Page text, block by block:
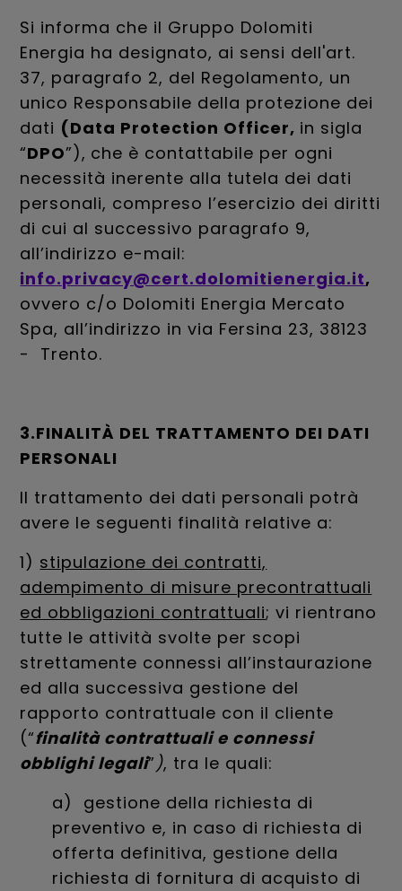
Si informa che il Gruppo Dolomiti
Energia ha designato, ai sensi dell'art.
37, paragrafo 2, del Regolamento, un
unico Responsabile della protezione dei
dati (Data Protection Officer, in sigla
“DPO”), che è contattabile per ogni
necessità inerente alla tutela dei dati
personali, compreso l’esercizio dei diritti
di cui al successivo paragrafo 9,
all’indirizzo e-mail:
info.privacy@cert.dolomitienergia.it,
ovvero c/o Dolomiti Energia Mercato
Spa, all’indirizzo in via Fersina 23, 38123
- Trento.
3.FINALITÀ DEL TRATTAMENTO DEI DATI
PERSONALI
Il trattamento dei dati personali potrà
avere le seguenti finalità relative a:
1) stipulazione dei contratti,
adempimento di misure precontrattuali
ed obbligazioni contrattuali; vi rientrano
tutte le attività svolte per scopi
strettamente connessi all’instaurazione
ed alla successiva gestione del
rapporto contrattuale con il cliente
(“finalità contrattuali e connessi
obblighi legali”), tra le quali:
a) gestione della richiesta di
preventivo e, in caso di richiesta di
offerta definitiva, gestione della
richiesta di fornitura di acquisto di